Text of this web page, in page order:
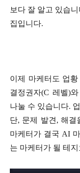
보다 잘 알고 있습
집입니다.
이제 마케터도 업
결정권자(C 레벨)
나눌 수 있습니다.
단, 문제 발견, 해결
마케터가 결국 AI
는 마케터가 될 테지